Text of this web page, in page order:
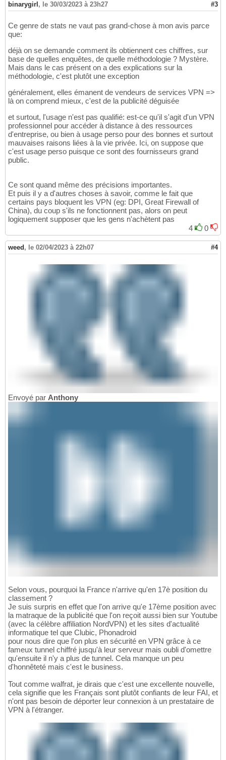
binarygirl , le 30/03/2023 à 23h27 #3
Ce genre de stats ne vaut pas grand-chose à mon avis parce
que:
déjà on se demande comment ils obtiennent ces chiffres, sur
base de quelles enquêtes, de quelle méthodologie ? Mystère.
Mais dans le cas présent on a des explications sur la
méthodologie, c'est plutôt une exception
généralement, elles émanent de vendeurs de services VPN =>
là on comprend mieux, c'est de la publicité déguisée
et surtout, l'usage n'est pas qualifié: est-ce qu'il s'agit d'un VPN
professionnel pour accéder à distance à des ressources
d'entreprise, ou bien à usage perso pour des bonnes et surtout
mauvaises raisons liées à la vie privée. Ici, on suppose que
c'est usage perso puisque ce sont des fournisseurs grand
public.
Ce sont quand même des précisions importantes.
Et puis il y a d'autres choses à savoir, comme le fait que
certains pays bloquent les VPN (eg: DPI, Great Firewall of
China), du coup s'ils ne fonctionnent pas, alors on peut
logiquement supposer que les gens n'achètent pas
4
0
weed , le 02/04/2023 à 22h07 #4
Envoyé par Anthony
Selon vous, pourquoi la France n'arrive qu'en 17è position du
classement ?
Je suis surpris en effet que l'on arrive qu'e 17ème position avec
la matraque de la publicité que l'on reçoit aussi bien sur Youtube
(avec la célèbre affiliation NordVPN) et les sites d'actualité
informatique tel que Clubic, Phonadroid
pour nous dire que l'on plus en sécurité en VPN grâce à ce
fameux tunnel chiffré jusqu'à leur serveur mais oubli d'omettre
qu'ensuite il n'y a plus de tunnel. Cela manque un peu
d'honnêteté mais c'est le business.
Tout comme walfrat, je dirais que c'est une excellente nouvelle,
cela signifie que les Français sont plutôt confiants de leur FAI, et
n'ont pas besoin de déporter leur connexion à un prestataire de
VPN à l'étranger.